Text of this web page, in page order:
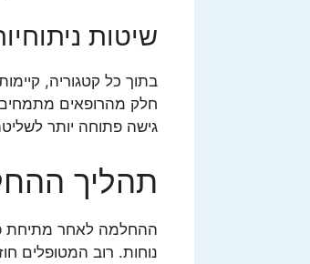
שיטות
בתוך כל קטגוריה,
חלק מהרופאים מתמחים
גישה פתוחה יותר
תהליך
ההחלמה לאחר מתיחת
נוחות. רוב המטופלים